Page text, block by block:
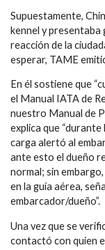
Supuestamente,
kennel y presentaba
reacción de la
esperar, TAME
En él sostiene que
el Manual IATA de
nuestro Manual de
explica que
carga alertó al
ante esto el dueño
normal; sin
en la guía aérea,
embarcador/dueño”.
Una vez que se
contactó con quien